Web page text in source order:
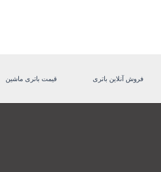
فروش آنلاین باتری قیمت باتری ماشین